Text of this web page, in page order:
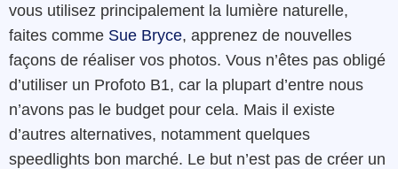
vous utilisez principalement la lumière naturelle,
faites comme Sue Bryce, apprenez de nouvelles
façons de réaliser vos photos. Vous n’êtes pas obligé
d’utiliser un Profoto B1, car la plupart d’entre nous
n’avons pas le budget pour cela. Mais il existe
d’autres alternatives, notamment quelques
speedlights bon marché. Le but n’est pas de créer un